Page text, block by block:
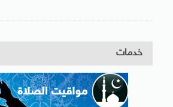
خدمات